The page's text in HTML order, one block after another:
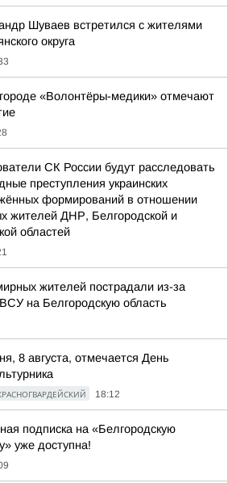
Шуваев встретился с жителями
округа
«Волонтёры-медики» отмечают
СК России будут расследовать
преступления украинских
формирований в отношении
жителей ДНР, Белгородской и
областей
жителей пострадали из-за
на Белгородскую область
8 августа, отмечается День
18:12
подписка на «Белгородскую
уже доступна!